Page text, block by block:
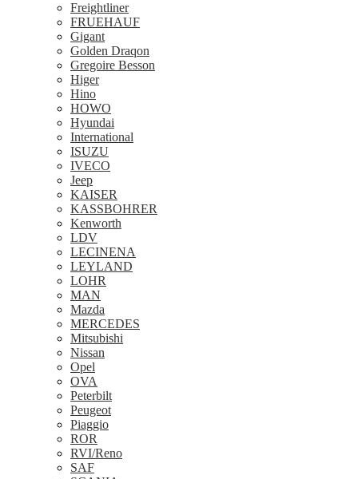
Freightliner
FRUEHAUF
Gigant
Golden Draqon
Gregoire Besson
Higer
Hino
HOWO
Hyundai
International
ISUZU
IVECO
Jeep
KAISER
KASSBOHRER
Kenworth
LDV
LECINENA
LEYLAND
LOHR
MAN
Mazda
MERCEDES
Mitsubishi
Nissan
Opel
OVA
Peterbilt
Peugeot
Piaggio
ROR
RVI/Reno
SAF